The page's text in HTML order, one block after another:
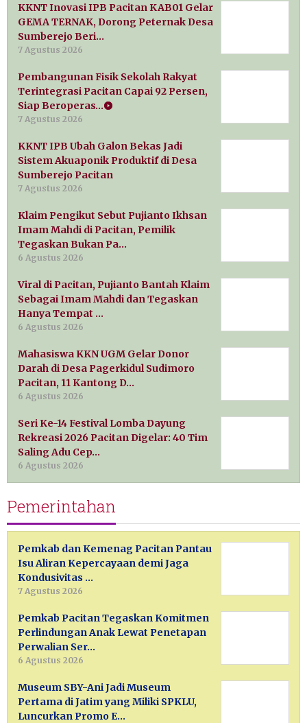
KKNT Inovasi IPB Pacitan KAB01 Gelar
GEMA TERNAK, Dorong Peternak Desa
Sumberejo Beri…
7 Agustus 2026
Pembangunan Fisik Sekolah Rakyat
Terintegrasi Pacitan Capai 92 Persen,
Siap Beroperas…
7 Agustus 2026
KKNT IPB Ubah Galon Bekas Jadi
Sistem Akuaponik Produktif di Desa
Sumberejo Pacitan
7 Agustus 2026
Klaim Pengikut Sebut Pujianto Ikhsan
Imam Mahdi di Pacitan, Pemilik
Tegaskan Bukan Pa…
6 Agustus 2026
Viral di Pacitan, Pujianto Bantah Klaim
Sebagai Imam Mahdi dan Tegaskan
Hanya Tempat …
6 Agustus 2026
Mahasiswa KKN UGM Gelar Donor
Darah di Desa Pagerkidul Sudimoro
Pacitan, 11 Kantong D…
6 Agustus 2026
Seri Ke-14 Festival Lomba Dayung
Rekreasi 2026 Pacitan Digelar: 40 Tim
Saling Adu Cep…
6 Agustus 2026
Pemerintahan
Pemkab dan Kemenag Pacitan Pantau
Isu Aliran Kepercayaan demi Jaga
Kondusivitas …
7 Agustus 2026
Pemkab Pacitan Tegaskan Komitmen
Perlindungan Anak Lewat Penetapan
Perwalian Ser…
6 Agustus 2026
Museum SBY-Ani Jadi Museum
Pertama di Jatim yang Miliki SPKLU,
Luncurkan Promo E…